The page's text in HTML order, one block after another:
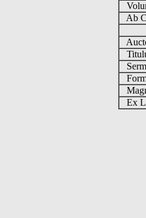
Ab
Ex